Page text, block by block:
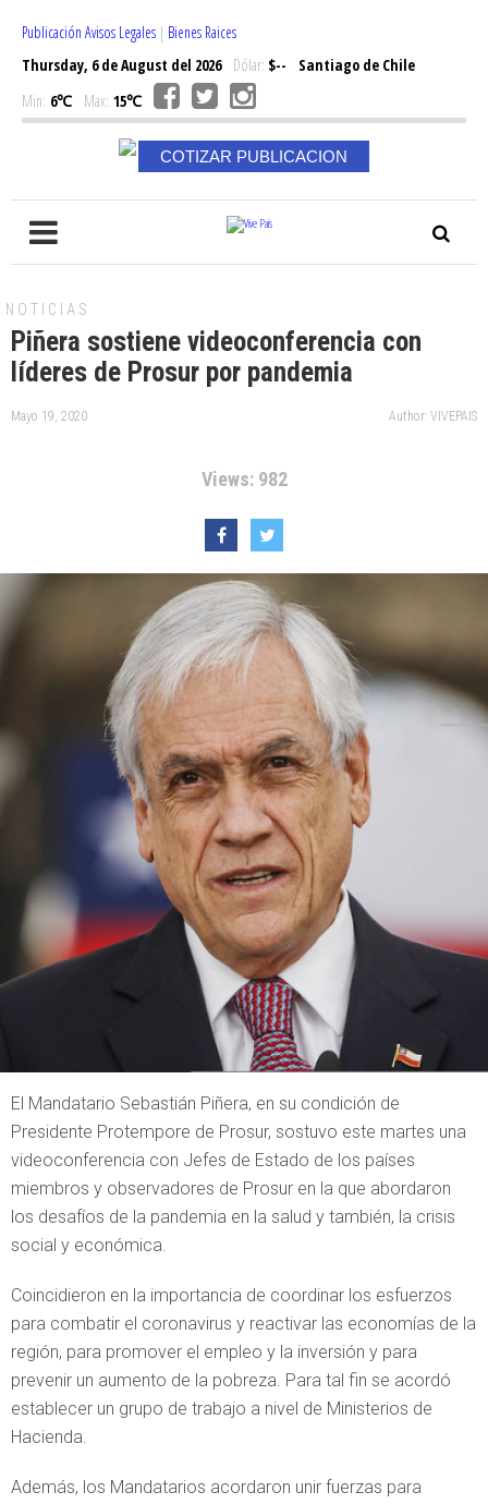
Publicación Avisos Legales | Bienes Raices
Thursday, 6 de August del 2026Dólar: $--
Santiago de Chile
Min: 6℃ Max: 15℃
COTIZAR PUBLICACION
NOTICIAS
Piñera sostiene videoconferencia con
líderes de Prosur por pandemia
Mayo 19, 2020 Author: VIVEPAIS
Views: 982
El Mandatario Sebastián Piñera, en su condición de
Presidente Protempore de Prosur, sostuvo este martes una
videoconferencia con Jefes de Estado de los países
miembros y observadores de Prosur en la que abordaron
los desafíos de la pandemia en la salud y también, la crisis
social y económica.
Coincidieron en la importancia de coordinar los esfuerzos
para combatir el coronavirus y reactivar las economías de la
región, para promover el empleo y la inversión y para
prevenir un aumento de la pobreza. Para tal fin se acordó
establecer un grupo de trabajo a nivel de Ministerios de
Hacienda.
Además, los Mandatarios acordaron unir fuerzas para